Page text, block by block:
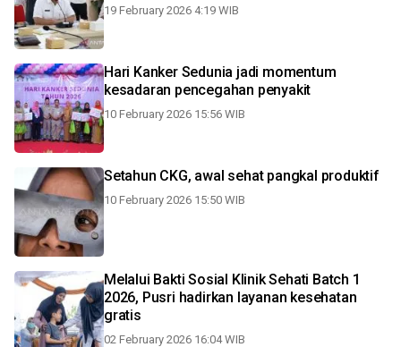
19 February 2026 4:19 WIB
Hari Kanker Sedunia jadi momentum
kesadaran pencegahan penyakit
10 February 2026 15:56 WIB
Setahun CKG, awal sehat pangkal produktif
10 February 2026 15:50 WIB
Melalui Bakti Sosial Klinik Sehati Batch 1
2026, Pusri hadirkan layanan kesehatan
gratis
02 February 2026 16:04 WIB